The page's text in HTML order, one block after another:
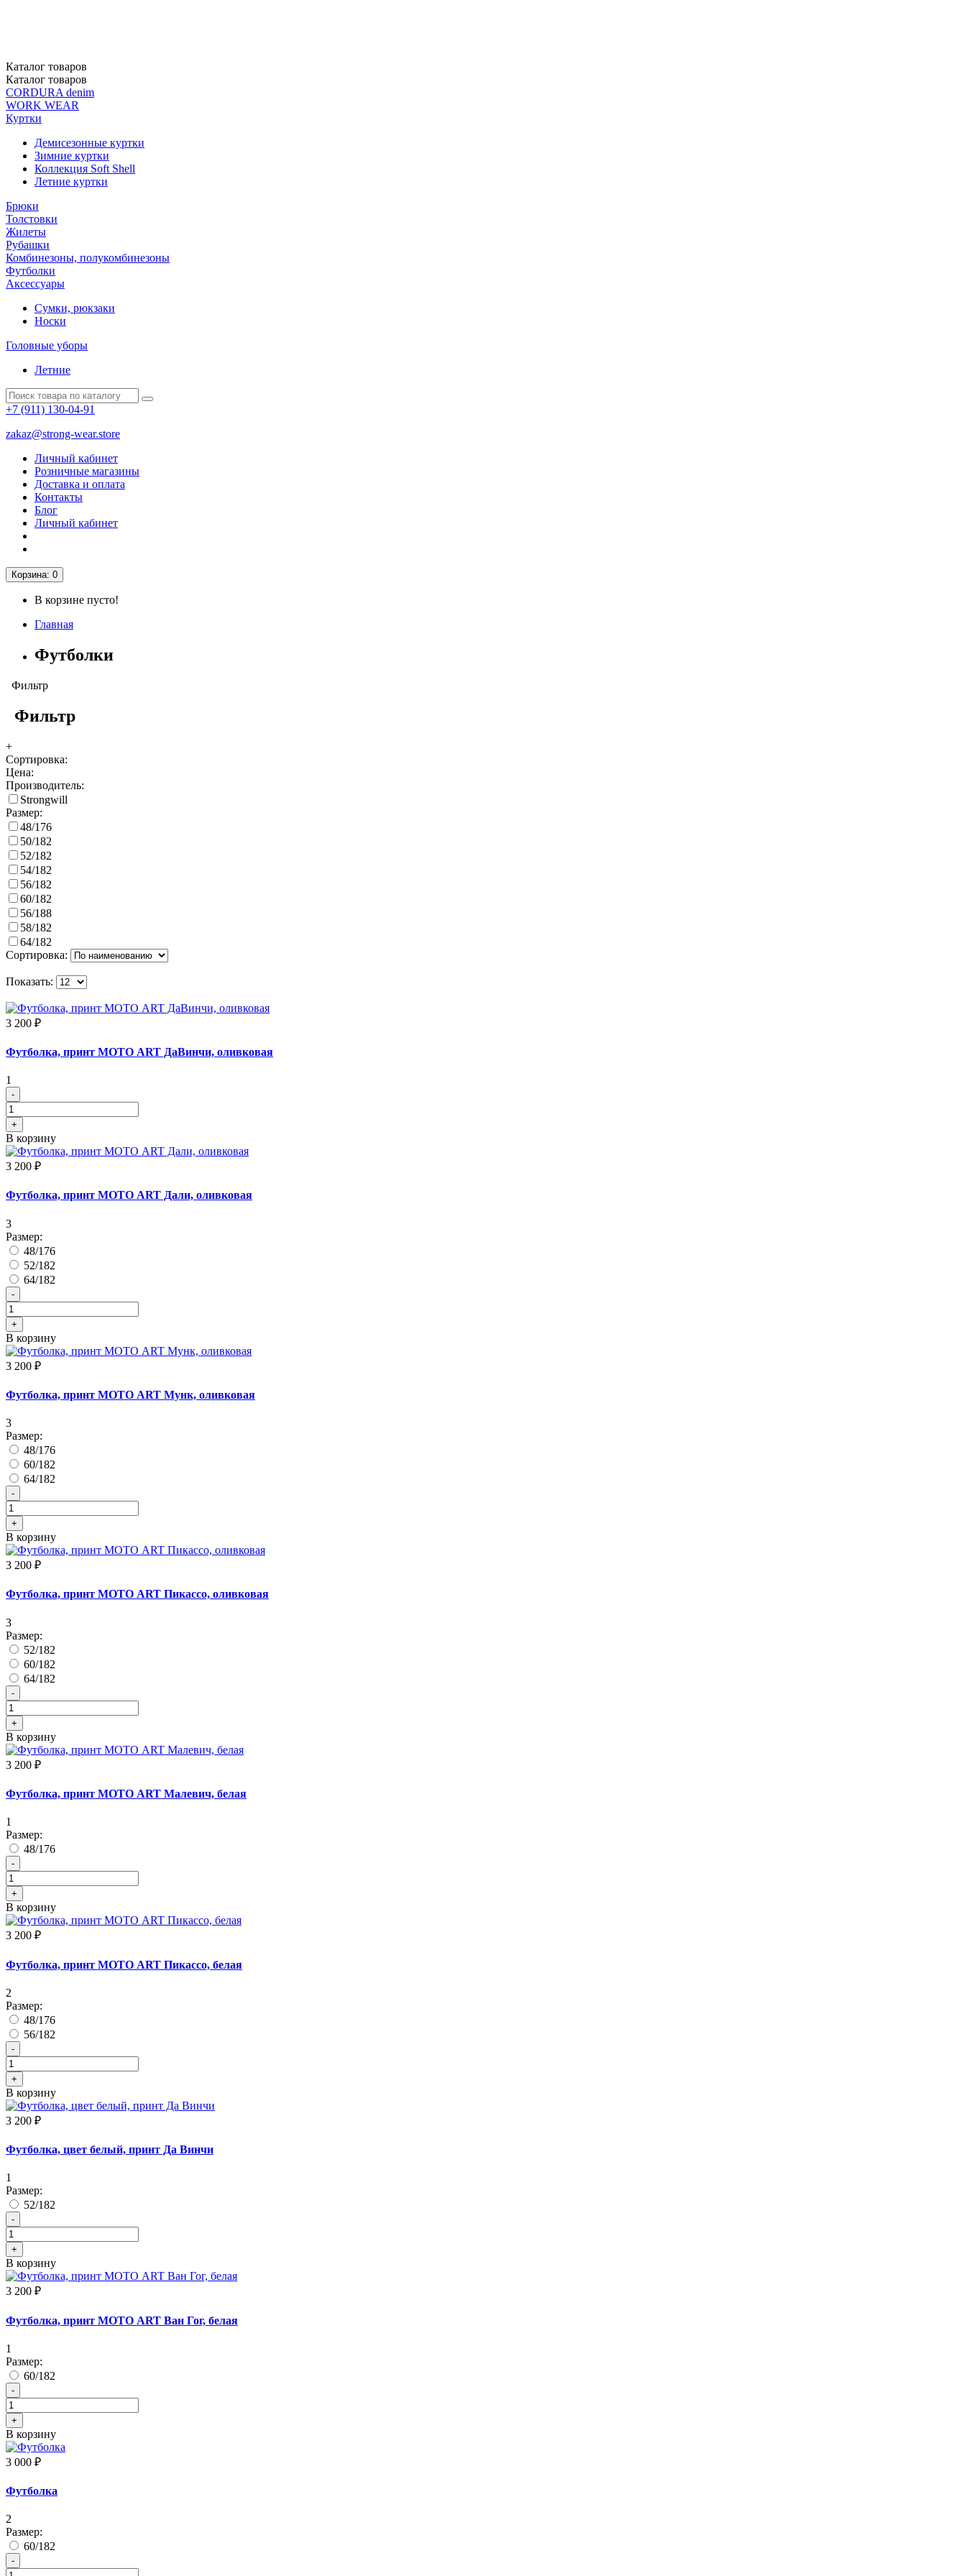
Каталог товаров
Каталог товаров
CORDURA denim
WORK WEAR
Куртки
Демисезонные куртки
Зимние куртки
Коллекция Soft Shell
Летние куртки
Брюки
Толстовки
Жилеты
Рубашки
Комбинезоны, полукомбинезоны
Футболки
Аксессуары
Сумки, рюкзаки
Носки
Головные уборы
Летние
+7 (911) 130-04-91
zakaz@strong-wear.store
Личный кабинет
Розничные магазины
Доставка и оплата
Контакты
Блог
Личный кабинет
Корзина: 0
В корзине пусто!
Главная
Футболки
Фильтр
Фильтр
+
Сортировка:
Цена:
Производитель:
Strongwill
Размер:
48/176
50/182
52/182
54/182
56/182
60/182
56/188
58/182
64/182
Сортировка:
Показать:
3 200 ₽
Футболка, принт МОТО ART ДаВинчи, оливковая
1
-
+
В корзину
3 200 ₽
Футболка, принт МОТО ART Дали, оливковая
3
Размер:
48/176
52/182
64/182
-
+
В корзину
3 200 ₽
Футболка, принт МОТО ART Мунк, оливковая
3
Размер:
48/176
60/182
64/182
-
+
В корзину
3 200 ₽
Футболка, принт МОТО ART Пикассо, оливковая
3
Размер:
52/182
60/182
64/182
-
+
В корзину
3 200 ₽
Футболка, принт МОТО ART Малевич, белая
1
Размер:
48/176
-
+
В корзину
3 200 ₽
Футболка, принт МОТО ART Пикассо, белая
2
Размер:
48/176
56/182
-
+
В корзину
3 200 ₽
Футболка, цвет белый, принт Да Винчи
1
Размер:
52/182
-
+
В корзину
3 200 ₽
Футболка, принт МОТО ART Ван Гог, белая
1
Размер:
60/182
-
+
В корзину
3 000 ₽
Футболка
2
Размер:
60/182
-